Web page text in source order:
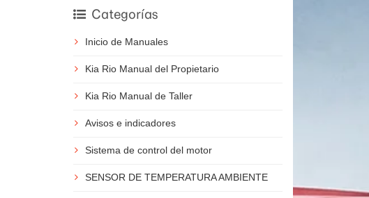
Categorías
Inicio de Manuales
Kia Rio Manual del Propietario
Kia Rio Manual de Taller
Avisos e indicadores
Sistema de control del motor
SENSOR DE TEMPERATURA AMBIENTE